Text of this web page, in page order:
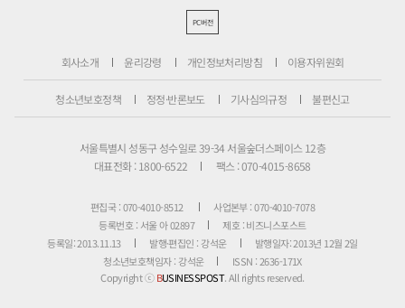
PC버전
회사소개 윤리강령 개인정보처리방침 이용자위원회
청소년보호정책 정정·반론보도 기사심의규정 불편신고
서울특별시 성동구 성수일로 39-34 서울숲더스페이스 12층
대표전화 : 1800-6522
팩스 : 070-4015-8658
편집국 : 070-4010-8512
사업본부 : 070-4010-7078
등록번호 : 서울 아 02897
제호 : 비즈니스포스트
등록일: 2013.11.13
발행·편집인 : 강석운
발행일자: 2013년 12월 2일
청소년보호책임자 : 강석운
ISSN : 2636-171X
Copyright ⓒBUSINESSPOST. All rights reserved.